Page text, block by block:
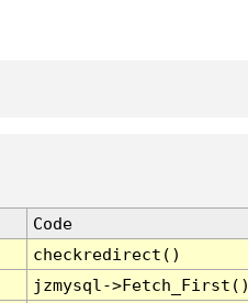
Code
checkredirect()
jzmysql-